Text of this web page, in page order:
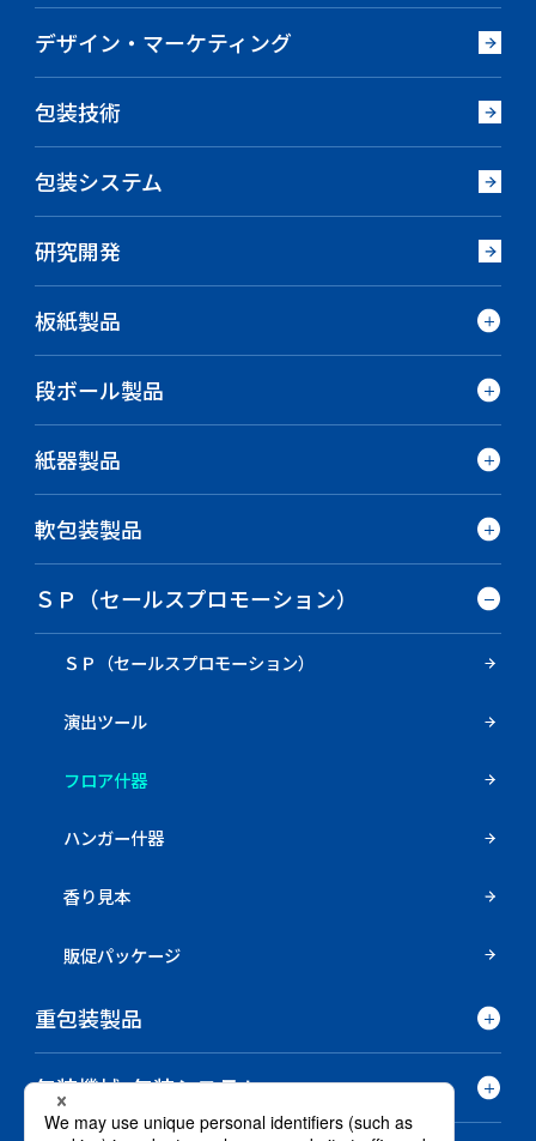
デザイン・マーケティング
包装技術
包装システム
研究開発
板紙製品
段ボール製品
紙器製品
軟包装製品
ＳＰ（セールスプロモーション）
ＳＰ（セールスプロモーション）
演出ツール
フロア什器
ハンガー什器
香り見本
販促パッケージ
重包装製品
包装機械･包装システム